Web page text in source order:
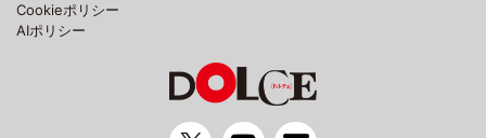
Cookieポリシー
AIポリシー